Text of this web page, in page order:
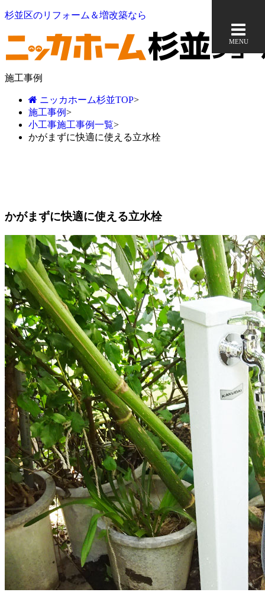
杉並区のリフォーム＆増改築なら
MENU
施工事例
ニッカホーム杉並TOP>
施工事例>
小工事施工事例一覧>
かがまずに快適に使える立水栓
かがまずに快適に使える立水栓